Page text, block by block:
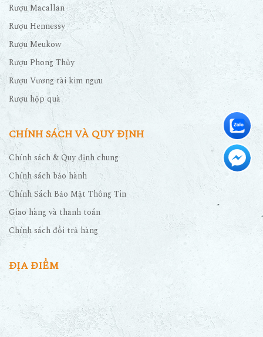
Rượu Macallan
Rượu Hennessy
Rượu Meukow
Rượu Phong Thủy
Rượu Vương tài kim ngưu
Rượu hộp quà
CHÍNH SÁCH VÀ QUY ĐỊNH
Chính sách & Quy định chung
Chính sách bảo hành
Chính Sách Bảo Mật Thông Tin
Giao hàng và thanh toán
Chính sách đổi trả hàng
ĐỊA ĐIỂM